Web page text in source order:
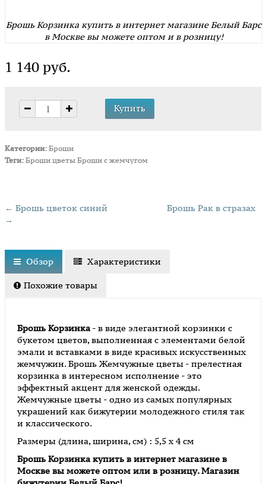
Брошь Корзинка купить в интернет магазине Белый Барс
в Москве вы можете оптом и в розницу!
1 140 руб.
Категории: Броши
Теги: Броши цветы Броши с жемчугом
← Брошь цветок синий
Брошь Рак в стразах
→
Обзор Характеристики
Похожие товары
Брошь Корзинка - в виде элегантной корзинки с
букетом цветов, выполненная с элементами белой
эмали и вставками в виде красивых искусственных
жемчужин. Брошь Жемчужные цветы - прелестная
корзинка в интересном исполнение - это
эффектный акцент для женской одежды.
Жемчужные цветы - одно из самых популярных
украшений как бижутерии молодежного стиля так
и классического.
Размеры (длина, ширина, см) : 5,5 х 4 см
Брошь Корзинка купить в интернет магазине в
Москве вы можете оптом или в розницу. Магазин